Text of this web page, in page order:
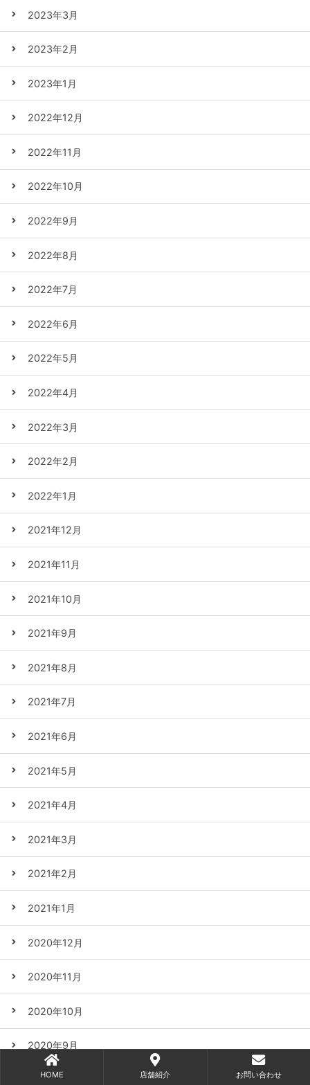
2023年3月
2023年2月
2023年1月
2022年12月
2022年11月
2022年10月
2022年9月
2022年8月
2022年7月
2022年6月
2022年5月
2022年4月
2022年3月
2022年2月
2022年1月
2021年12月
2021年11月
2021年10月
2021年9月
2021年8月
2021年7月
2021年6月
2021年5月
2021年4月
2021年3月
2021年2月
2021年1月
2020年12月
2020年11月
2020年10月
2020年9月
2020年8月
HOME 店舗紹介 お問い合わせ